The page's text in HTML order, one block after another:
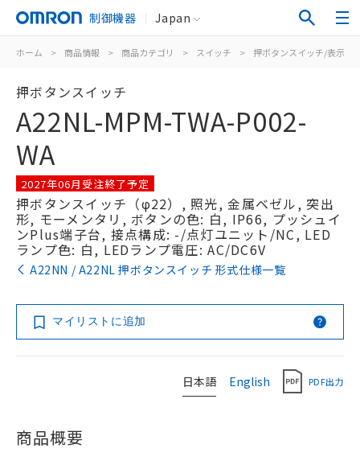
制御機器 Japan
ホーム > 商品情報 > 商品カテゴリ > スイッチ > 押ボタンスイッチ/表示灯
押ボタンスイッチ
A22NL-MPM-TWA-P002-
WA
2027年06月受注終了予定
押ボタンスイッチ（φ22）, 照光, 金属ベゼル, 突出
形, モーメンタリ, ボタンの色: 白, IP66, プッシュイ
ンPlus端子台, 接点構成: -/点灯ユニット/NC, LED
ランプ色: 白, LEDランプ電圧: AC/DC6V
A22NN / A22NL 押ボタンスイッチ 形式仕様一覧
マイリストに追加
日本語 English PDF出力
商品概要